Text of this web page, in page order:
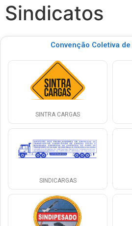
Sindicatos
Convenção Coletiva
SINTRA CARGAS
SINDICARGAS